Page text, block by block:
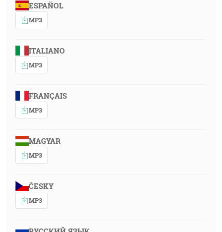
ESPAÑOL
MP3
ITALIANO
MP3
FRANÇAIS
MP3
MAGYAR
MP3
ČESKY
MP3